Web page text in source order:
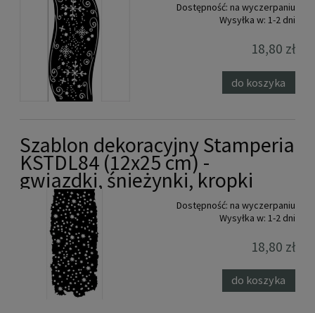
Dostępność: na wyczerpaniu
Wysyłka w: 1-2 dni
18,80 zł
do koszyka
Szablon dekoracyjny Stamperia
KSTDL84 (12x25 cm) -
gwiazdki, śnieżynki, kropki
Dostępność: na wyczerpaniu
Wysyłka w: 1-2 dni
18,80 zł
do koszyka